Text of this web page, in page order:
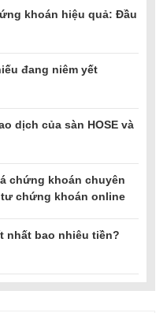
khoán hiệu quả: Đầu
đang niêm yết
dịch của sàn HOSE và
chứng khoán chuyên
chứng khoán online
nhất bao nhiêu tiền?